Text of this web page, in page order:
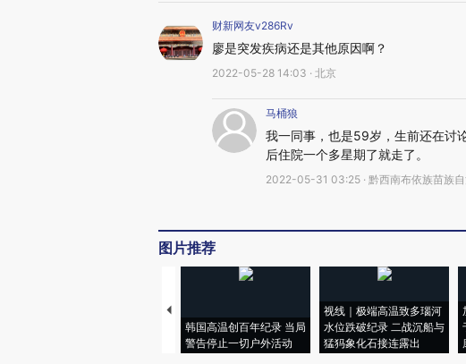
财新网友v286Rv
廖是突发疾病还是其他原因啊？
2022-05-28 14:03 · 北京
马桶狼
我一同事，也是59岁，生前还在讨
后住院一个多星期了就走了。
2022-05-31 03:25 · 黔西南布依族苗族自
图片推荐
韩国高温创百年纪录 当局
警告停止一切户外活动
视线｜极端高温致多瑙河
水位跌破纪录 二战沉船与
猛犸象化石接连露出